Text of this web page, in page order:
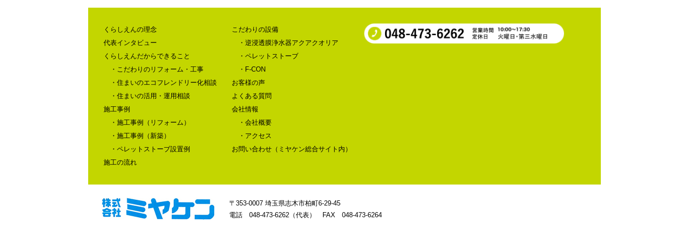
くらしえんの理念
代表インタビュー
くらしえんだからできること
・こだわりのリフォーム・工事
・住まいのエコフレンドリー化相談
・住まいの活用・運用相談
施工事例
・施工事例（リフォーム）
・施工事例（新築）
・ペレットストーブ設置例
施工の流れ
こだわりの設備
・逆浸透膜浄水器アクアクオリア
・ペレットストーブ
・F-CON
お客様の声
よくある質問
会社情報
・会社概要
・アクセス
お問い合わせ（ミヤケン総合サイト内）
〒353-0007 埼玉県志木市柏町6-29-45
電話 048-473-6262（代表） FAX 048-473-6264